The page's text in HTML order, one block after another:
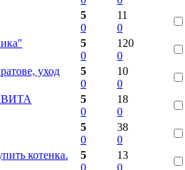
5
0
11
0
5
0
120
0
уход
5
0
10
0
5
0
18
0
5
0
38
0
котенка.
5
0
13
0